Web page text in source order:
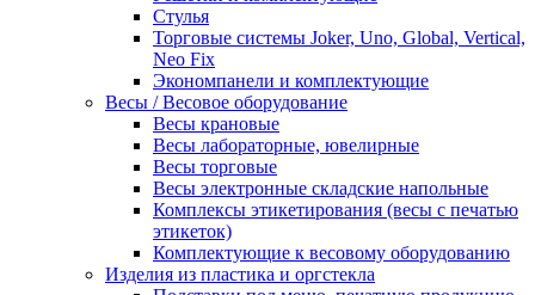
Стулья
Торговые системы Joker, Uno, Global, Vertical,
Neo Fix
Экономпанели и комплектующие
Весы / Весовое оборудование
Весы крановые
Весы лабораторные, ювелирные
Весы торговые
Весы электронные складские напольные
Комплексы этикетирования (весы с печатью
этикеток)
Комплектующие к весовому оборудованию
Изделия из пластика и оргстекла